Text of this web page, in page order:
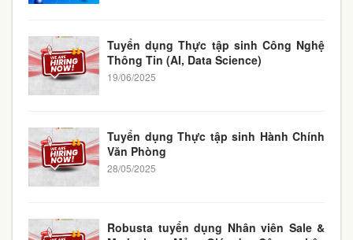
Tuyển dụng Thực tập sinh Công Nghệ
Thông Tin (AI, Data Science)
19/06/2025
Tuyển dụng Thực tập sinh Hành Chính
Văn Phòng
28/05/2025
Robusta tuyển dụng Nhân viên Sale &